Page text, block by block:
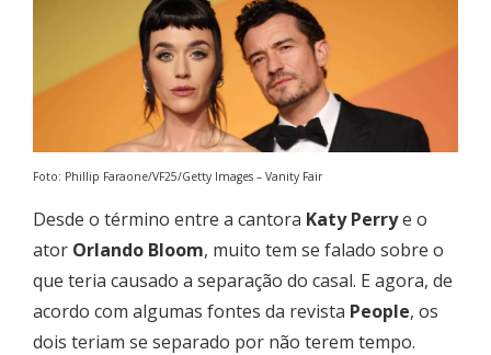
Foto: Phillip Faraone/VF25/Getty Images – Vanity Fair
Desde o término entre a cantora Katy Perrye o
ator Orlando Bloom, muito tem se falado sobre o
que teria causado a separação do casal. E agora, de
acordo com algumas fontes da revista People, os
dois teriam se separado por não terem tempo.